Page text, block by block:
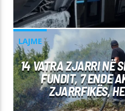
LAJME
14 VATRA ZJARRI NË
FUNDIT, 7 ENDE
ZJARRFIKËS,